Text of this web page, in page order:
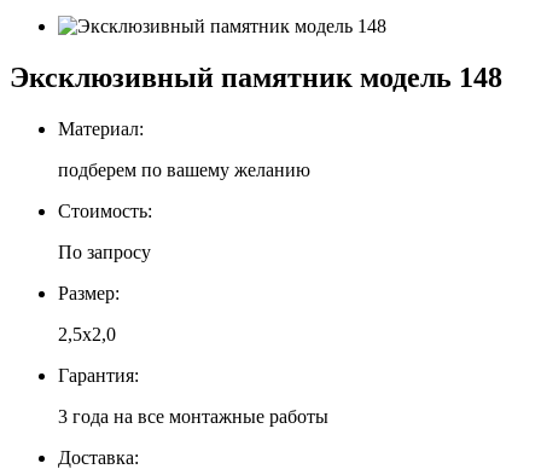
Эксклюзивный памятник модель 148
Материал:
подберем по вашему желанию
Стоимость:
По запросу
Размер:
2,5x2,0
Гарантия:
3 года на все монтажные работы
Доставка: